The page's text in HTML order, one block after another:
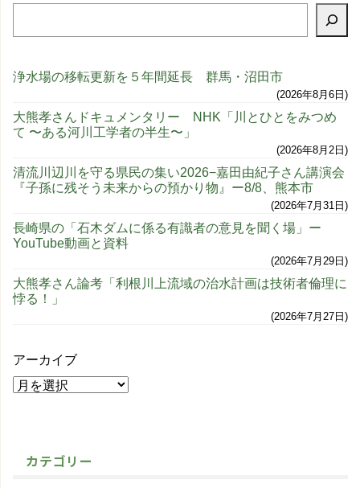
浄水場の移転更新を５年間延長 群馬・沼田市
2026年8月6日
大熊孝さんドキュメンタリー NHK「川とひとをみつめ
て 〜ある河川工学者の半生〜」
2026年8月2日
清流川辺川を守る県民の集い2026−嘉田由紀子さん講演会
『子孫に残そう未来からの預かり物』ー8/8、熊本市
2026年7月31日
長崎県の「石木ダムに係る有識者の意見を聞く場」ー
YouTube動画と資料
2026年7月29日
大熊孝さん論考「利根川上流域の治水計画は技術者倫理に
悖る！」
2026年7月27日
アーカイブ
カテゴリー